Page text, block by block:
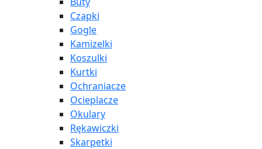
Czapki
Gogle
Kamizelki
Koszulki
Kurtki
Ochraniacze
Ocieplacze
Okulary
Rękawiczki
Skarpetki